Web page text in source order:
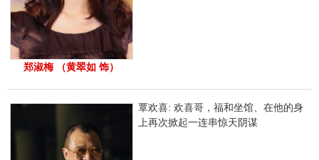
郑淑梅 （黄翠如 饰）
覃欢喜: 欢喜哥，福和坐馆、在他的身
上再次掀起一连串惊天阴谋